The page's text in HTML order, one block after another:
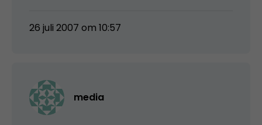
26 juli 2007 om 10:57
media